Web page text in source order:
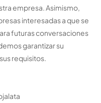
empresa. Asimismo,
interesadas a que se
futuras conversaciones
garantizar su
requisitos.